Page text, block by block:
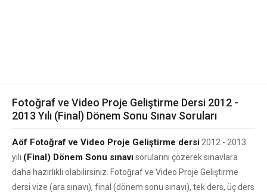
Fotoğraf ve Video Proje Geliştirme Dersi 2012 -
2013 Yılı (Final) Dönem Sonu Sınav Soruları
Aöf Fotoğraf ve Video Proje Geliştirme dersi 2012 - 2013
yılı (Final) Dönem Sonu sınavısorularını çözerek sınavlara
daha hazırlıklı olabilirsiniz. Fotoğraf ve Video Proje Geliştirme
dersi vize (ara sınavı), final (dönem sonu sınavı), tek ders, üç ders